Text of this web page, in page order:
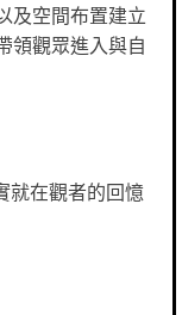
及空間布置建立
領觀眾進入與自
就在觀者的回憶